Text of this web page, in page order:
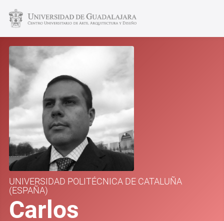
UNIVERSIDAD POLITÉCNICA DE CATALUÑA
(ESPAÑA)
Carlos